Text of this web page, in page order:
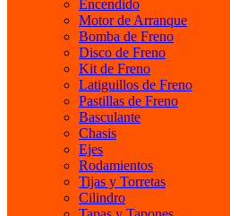
Encendido
Motor de Arranque
Bomba de Freno
Disco de Freno
Kit de Freno
Latiguillos de Freno
Pastillas de Freno
Basculante
Chasis
Ejes
Rodamientos
Tijas y Torretas
Cilindro